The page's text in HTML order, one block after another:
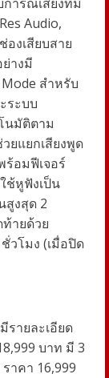
ารณ์เสียงที่มี
Audio,
องเสียบสาย
างมี
สำหรับ
ระบบ
นมัติตาม
ยแยกเสียงพูด
ร้อมฟีเจอร์
ช้หูฟังเป็น
สูงสุด 2
ายด้วย
ชั่วโมง (เมื่อปิด
มีรายละเอียด
บาท มี 3
ราคา 16,999